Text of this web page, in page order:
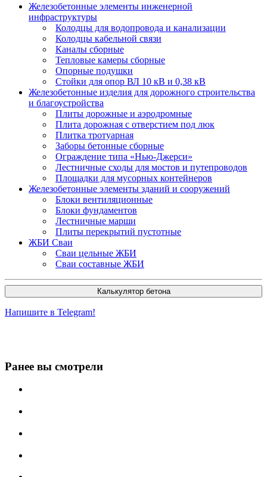
Железобетонные элементы инженерной
инфраструктуры
Колодцы для водопровода и канализации
Колодцы кабельной связи
Каналы сборные
Тепловые камеры сборные
Опорные подушки
Стойки для опор ВЛ 10 кВ и 0,38 кВ
Железобетонные изделия для дорожного строительства
и благоустройства
Плиты дорожные и аэродромные
Плита дорожная с отверстием под люк
Плитка тротуарная
Заборы бетонные сборные
Ограждение типа «Нью-Джерси»
Лестничные сходы для мостов и путепроводов
Площадки для мусорных контейнеров
Железобетонные элементы зданий и сооружений
Блоки вентиляционные
Блоки фундаментов
Лестничные марши
Плиты перекрытий пустотные
ЖБИ Сваи
Сваи цельные ЖБИ
Сваи составные ЖБИ
Калькулятор бетона
Напишите в Telegram!
Ранее вы смотрели